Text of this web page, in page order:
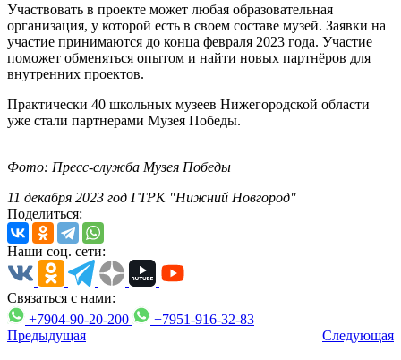
Участвовать в проекте может любая образовательная
организация, у которой есть в своем составе музей. Заявки на
участие принимаются до конца февраля 2023 года. Участие
поможет обменяться опытом и найти новых партнёров для
внутренних проектов.
Практически 40 школьных музеев Нижегородской области
уже стали партнерами Музея Победы.
Фото: Пресс-служба Музея Победы
11 декабря 2023 год ГТРК "Нижний Новгород"
Поделиться:
Наши соц. сети:
Связаться с нами:
+7904-90-20-200
+7951-916-32-83
Предыдущая
Следующая